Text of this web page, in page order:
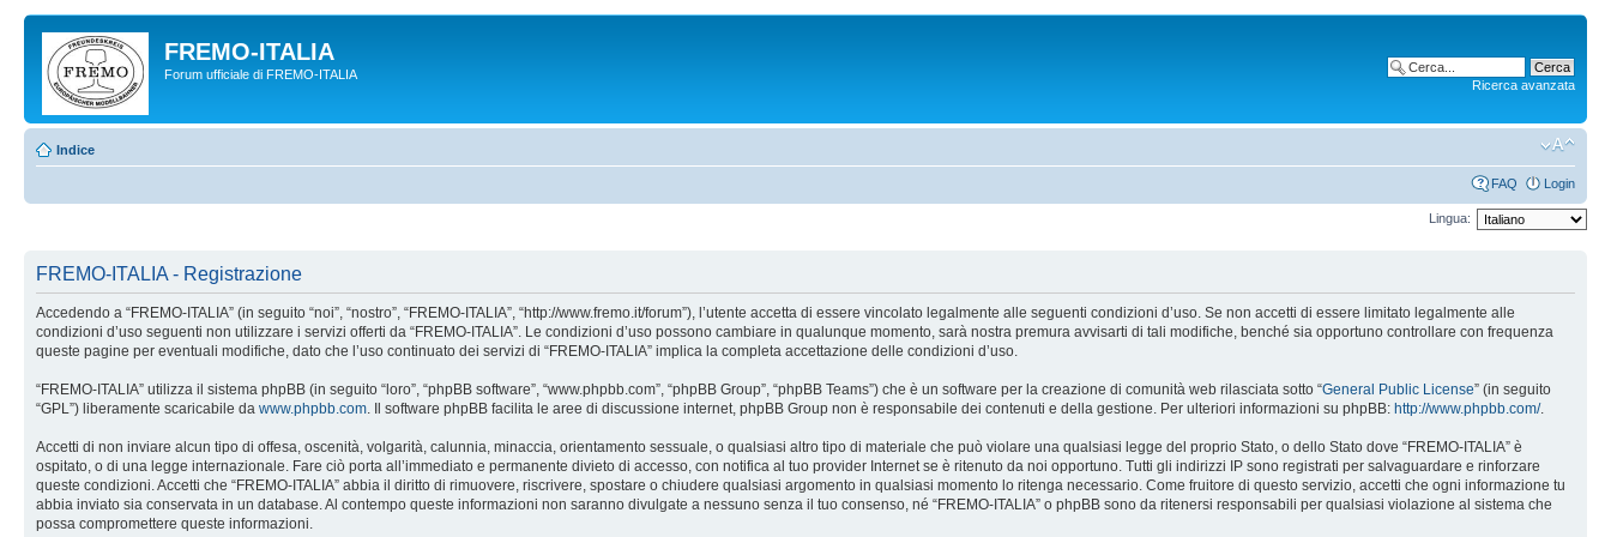
FREMO-ITALIA
Forum ufficiale di FREMO-ITALIA
Ricerca avanzata
Indice
FAQ Login
Lingua:
FREMO-ITALIA - Registrazione
Accedendo a “FREMO-ITALIA” (in seguito “noi”, “nostro”, “FREMO-ITALIA”, “http://www.fremo.it/forum”), l’utente accetta di essere vincolato legalmente alle seguenti condizioni d’uso. Se non accetti di essere limitato legalmente alle
condizioni d’uso seguenti non utilizzare i servizi offerti da “FREMO-ITALIA”. Le condizioni d’uso possono cambiare in qualunque momento, sarà nostra premura avvisarti di tali modifiche, benché sia opportuno controllare con frequenza
queste pagine per eventuali modifiche, dato che l’uso continuato dei servizi di “FREMO-ITALIA” implica la completa accettazione delle condizioni d’uso.
“FREMO-ITALIA” utilizza il sistema phpBB (in seguito “loro”, “phpBB software”, “www.phpbb.com”, “phpBB Group”, “phpBB Teams”) che è un software per la creazione di comunità web rilasciata sotto “General Public License” (in seguito
“GPL”) liberamente scaricabile da www.phpbb.com . Il software phpBB facilita le aree di discussione internet, phpBB Group non è responsabile dei contenuti e della gestione. Per ulteriori informazioni su phpBB: http://www.phpbb.com/.
Accetti di non inviare alcun tipo di offesa, oscenità, volgarità, calunnia, minaccia, orientamento sessuale, o qualsiasi altro tipo di materiale che può violare una qualsiasi legge del proprio Stato, o dello Stato dove “FREMO-ITALIA” è
ospitato, o di una legge internazionale. Fare ciò porta all’immediato e permanente divieto di accesso, con notifica al tuo provider Internet se è ritenuto da noi opportuno. Tutti gli indirizzi IP sono registrati per salvaguardare e rinforzare
queste condizioni. Accetti che “FREMO-ITALIA” abbia il diritto di rimuovere, riscrivere, spostare o chiudere qualsiasi argomento in qualsiasi momento lo ritenga necessario. Come fruitore di questo servizio, accetti che ogni informazione tu
abbia inviato sia conservata in un database. Al contempo queste informazioni non saranno divulgate a nessuno senza il tuo consenso, né “FREMO-ITALIA” o phpBB sono da ritenersi responsabili per qualsiasi violazione al sistema che
possa compromettere queste informazioni.